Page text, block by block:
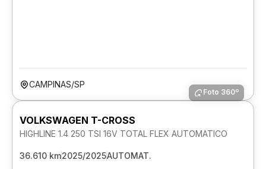
CAMPINAS/SP
Foto 360º
VOLKSWAGEN T-CROSS
HIGHLINE 1.4 250 TSI 16V TOTAL FLEX AUTOMATICO
36.610 km2025/2025AUTOMAT.